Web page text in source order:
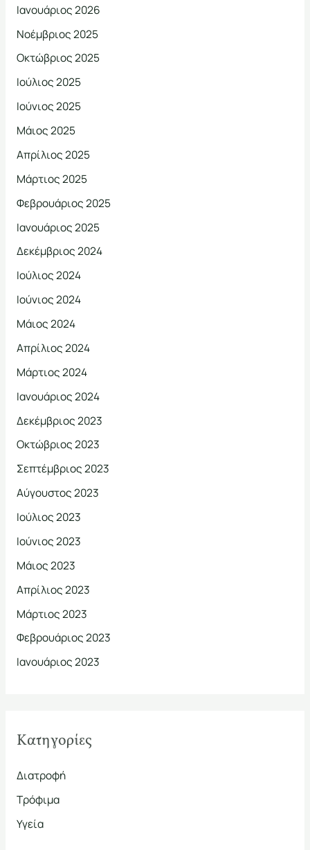
Ιανουάριος 2026
Νοέμβριος 2025
Οκτώβριος 2025
Ιούλιος 2025
Ιούνιος 2025
Μάιος 2025
Απρίλιος 2025
Μάρτιος 2025
Φεβρουάριος 2025
Ιανουάριος 2025
Δεκέμβριος 2024
Ιούλιος 2024
Ιούνιος 2024
Μάιος 2024
Απρίλιος 2024
Μάρτιος 2024
Ιανουάριος 2024
Δεκέμβριος 2023
Οκτώβριος 2023
Σεπτέμβριος 2023
Αύγουστος 2023
Ιούλιος 2023
Ιούνιος 2023
Μάιος 2023
Απρίλιος 2023
Μάρτιος 2023
Φεβρουάριος 2023
Ιανουάριος 2023
Kατηγορίες
Διατροφή
Τρόφιμα
Υγεία